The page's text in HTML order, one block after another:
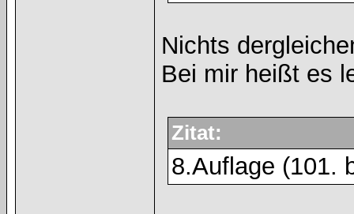
Nichts
Bei mir heißt es
Zitat:
8.Auflage (101.